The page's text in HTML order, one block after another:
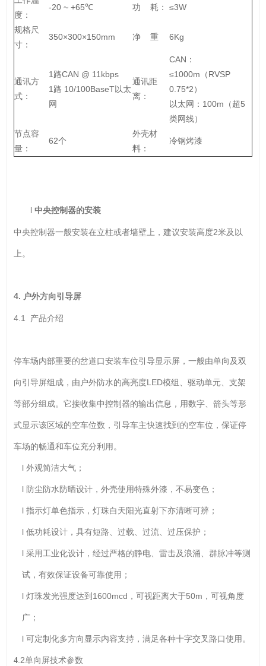
度：
-20 ~ +65℃ 功 耗： ≤3W
规格尺
寸：
350×300×150mm 净 重 6Kg
通讯方
式：
1路CAN @ 11kbps
1路 10/100BaseT以太
网
通讯距
离：
CAN：
≤1000m（RVSP
0.75*2）
以太网：100m（超5
类网线）
节点容
量：
62个
外壳材
料：
冷钢烤漆
l 中央控制器的安装
中央控制器一般安装在立柱或者墙壁上，建议安装高度2米及以
上。
4. 户外方向引导屏
4.1 产品介绍
停车场内部重要的岔道口安装车位引导显示屏，一般由单向及双
向引导屏组成，由户外防水的高亮度LED模组、驱动单元、支架
等部分组成。它接收集中控制器的输出信息，用数字、箭头等形
式显示该区域的空车位数，引导车主快速找到的空车位，保证停
车场的畅通和车位充分利用。
l 外观简洁大气；
l 防尘防水防晒设计，外壳使用特殊外漆，不易变色；
l 指示灯单色指示，灯珠白天阳光直射下亦清晰可辨；
l 低功耗设计，具有短路、过载、过流、过压保护；
l 采用工业化设计，经过严格的静电、雷击及浪涌、群脉冲等测
试，有效保证设备可靠使用；
l 灯珠发光强度达到1600mcd，可视距离大于50m，可视角度
广；
l 可定制化多方向显示内容支持，满足各种十字交叉路口使用。
4.2单向屏技术参数